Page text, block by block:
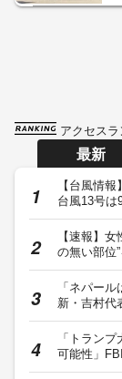
アクセス
最新
【台風情
台風13号は
【速報】
の無い部
「ネパー
新・吉村代
「トラン
可能性」